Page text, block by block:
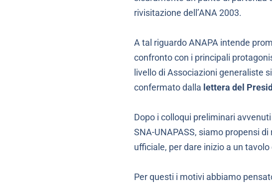
rivisitazione dell’ANA 2003.
A tal riguardo ANAPA intende
confronto con i principali
livello di Associazioni generaliste
confermato dalla lettera del
Dopo i colloqui preliminari
SNA-UNAPASS, siamo propensi
ufficiale, per dare inizio a un tavolo
Per questi i motivi abbiamo